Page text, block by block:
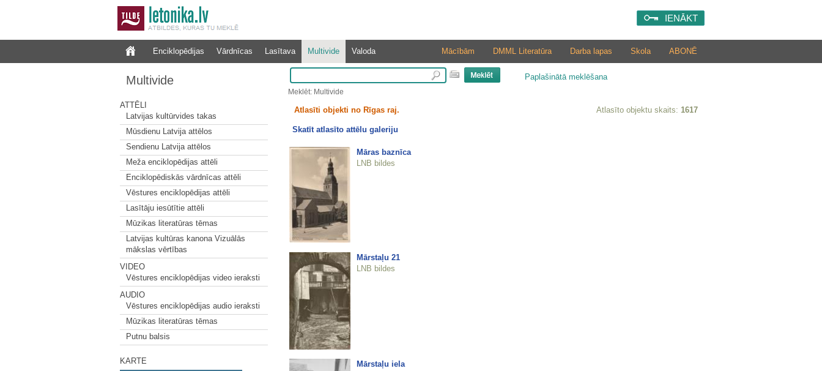
IENĀKT
Enciklopēdijas Vārdnīcas Lasītava Multivide Valoda ABONĒ
Skola
Darba lapas
DMML Literatūra
Mācībām
Multivide
ATTĒLI
Latvijas kultūrvides takas
Mūsdienu Latvija attēlos
Sendienu Latvija attēlos
Meža enciklopēdijas attēli
Enciklopēdiskās vārdnīcas attēli
Vēstures enciklopēdijas attēli
Lasītāju iesūtītie attēli
Mūzikas literatūras tēmas
Latvijas kultūras kanona Vizuālās
mākslas vērtības
VIDEO
Vēstures enciklopēdijas video ieraksti
AUDIO
Vēstures enciklopēdijas audio ieraksti
Mūzikas literatūras tēmas
Putnu balsis
KARTE
Paplašinātā meklēšana
Meklēt: Multivide
Atlasīti objekti no Rīgas raj. Atlasīto objektu skaits: 1617
Skatīt atlasīto attēlu galeriju
Māras baznīca
LNB bildes
Mārstaļu 21
LNB bildes
Mārstaļu iela